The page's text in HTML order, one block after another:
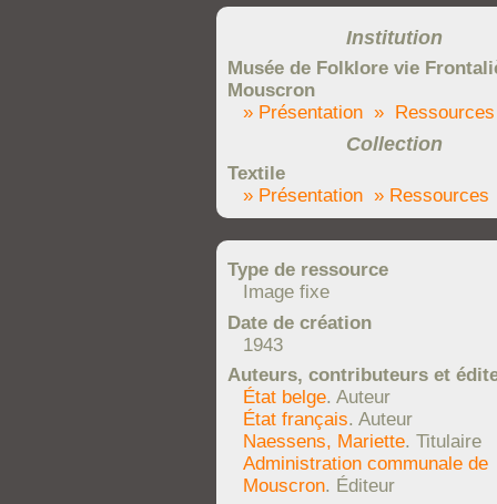
Institution
Musée de Folklore vie
Mouscron
» Présentation » Ressources
Collection
Textile
» Présentation » Ressources
Type de ressource
Image fixe
Date de création
1943
Auteurs, contributeurs et
État belge. Auteur
État français. Auteur
Naessens, Mariette. Titulaire
Administration communale de
Mouscron. Éditeur